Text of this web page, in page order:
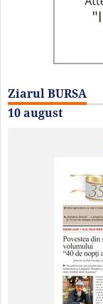
Ziarul BURSA
10 august